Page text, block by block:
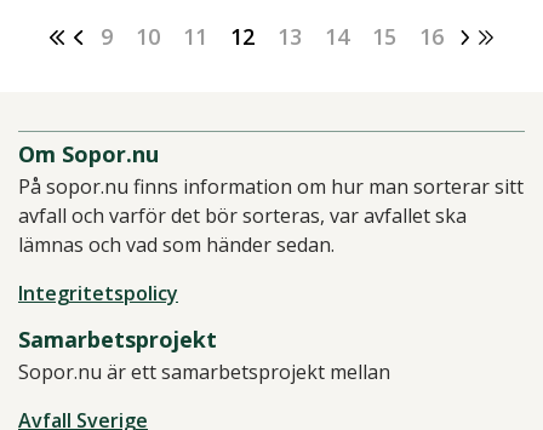
9 10 11 12 13 14 15 16
Om Sopor.nu
På sopor.nu finns information om hur man sorterar sitt
avfall och varför det bör sorteras, var avfallet ska
lämnas och vad som händer sedan.
Integritetspolicy
Samarbetsprojekt
Sopor.nu är ett samarbetsprojekt mellan
Avfall Sverige